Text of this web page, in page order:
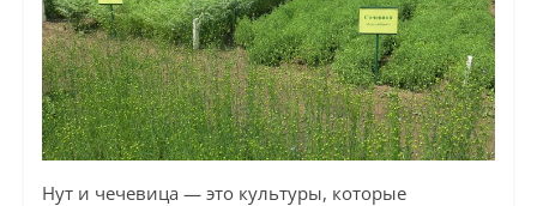
Нут и чечевица — это культуры, которые